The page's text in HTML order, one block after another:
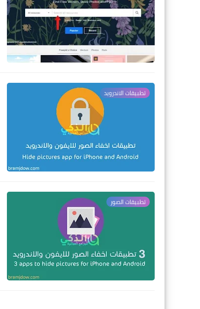
تطبيقات الاندرويد
تطبيقات الصور